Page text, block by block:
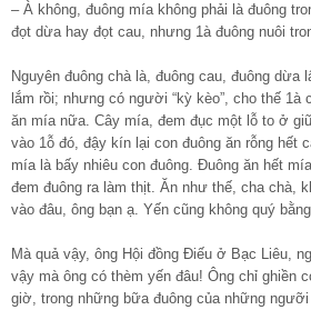
– À không, đuông mía không phải là đuông
đọt dừa hay đọt cau, nhưng 1à đuông nuôi
Nguyên đuông chà là, đuông cau, đuông dừa
lắm rồi; nhưng có người “kỳ kèo”, cho thế 1à
ăn mía nữa. Cây mía, đem đục một lỗ to ở
vào 1ỗ đó, đậy kín lại con đuông ăn rỗng hết
mía là bấy nhiêu con đuông. Đuông ăn hết
đem đuông ra làm thịt. Ăn như thế, cha chà,
vào đâu, ông bạn ạ. Yến cũng không quý
Mà quả vậy, ông Hội đồng Điếu ở Bạc Liêu,
vậy mà ông có thèm yến đâu! Ông chỉ ghiền
giờ, trong những bữa đuông của những